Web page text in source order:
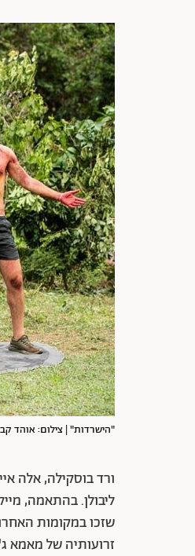
"הישרדות" | צילום: אוהד קב
ורד בוסקילה, אלה
ליבולן. בהתאמה,
שזכו במקומות
זרועותיה של מאמא